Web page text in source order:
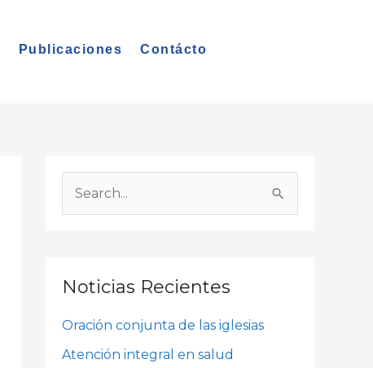
Publicaciones Contácto
r
p
Noticias Recientes
Oración conjunta de las iglesias
Atención integral en salud
c
v
o
s